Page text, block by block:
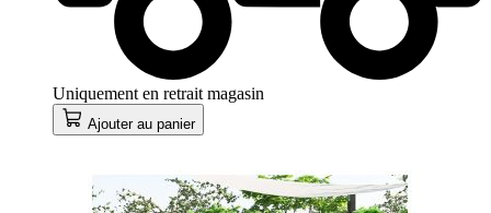
Uniquement en retrait magasin
Ajouter au panier